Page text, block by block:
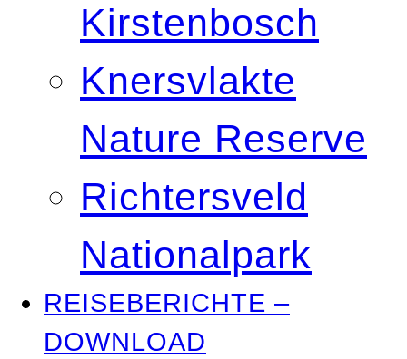
Kirstenbosch
Knersvlakte
Nature Reserve
Richtersveld
Nationalpark
REISEBERICHTE –
DOWNLOAD